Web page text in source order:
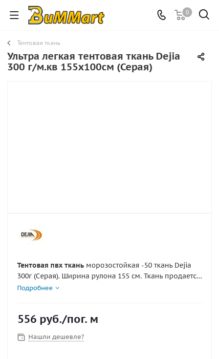
0
Тентовая ткань
Ультра легкая тентовая ткань Dejia
300 г/м.кв 155х100см (Серая)
Тентовая пвх ткань морозостойкая -50 ткань Dejia
300г (Серая). Ширина рулона 155 см. Ткань продается
от 1 м, кратно ширине рулона. Вес 1 кв.м=300г.
Подробнее
556 руб./пог. м
Нашли дешевле?